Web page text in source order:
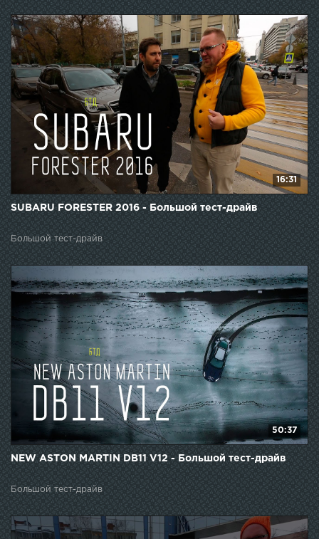
16:31
SUBARU FORESTER 2016 - Большой тест-драйв
Большой тест-драйв
50:37
NEW ASTON MARTIN DB11 V12 - Большой тест-драйв
Большой тест-драйв